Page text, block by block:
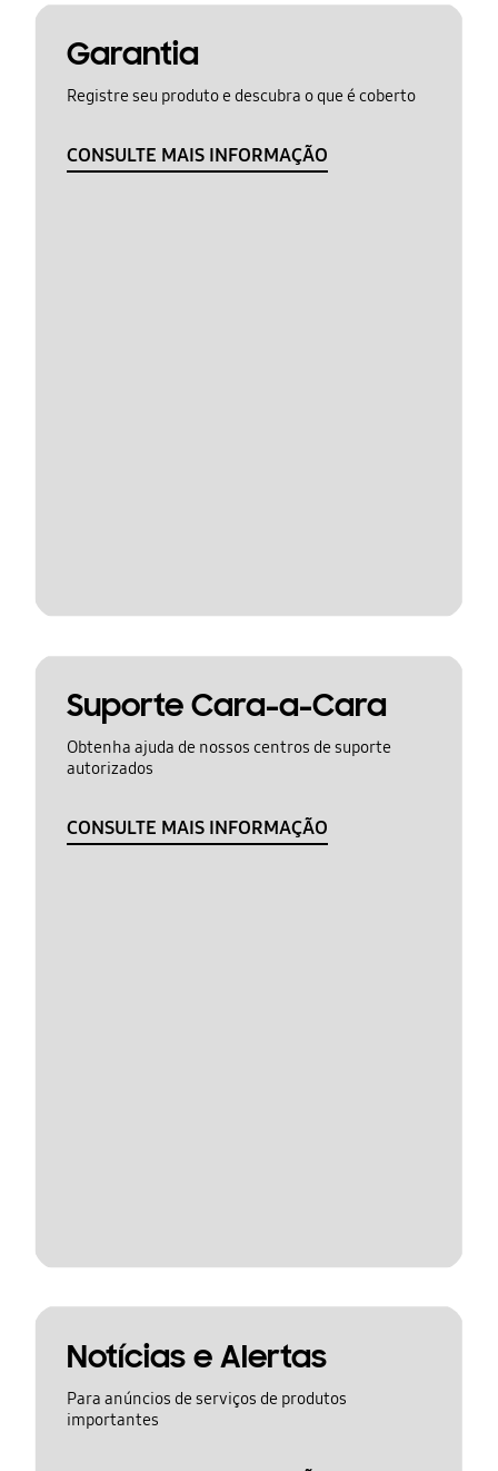
Garantia
Registre seu produto e descubra o que é coberto
CONSULTE MAIS INFORMAÇÃO
Suporte Cara-a-Cara
Obtenha ajuda de nossos centros de suporte
autorizados
CONSULTE MAIS INFORMAÇÃO
Notícias e Alertas
Para anúncios de serviços de produtos
importantes